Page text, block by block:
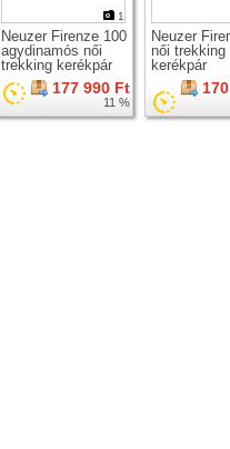
1
Neuzer Firenze 100
agydinamós női
trekking kerékpár
177 990 Ft
11 %
Neuzer
női trekking
kerékpár